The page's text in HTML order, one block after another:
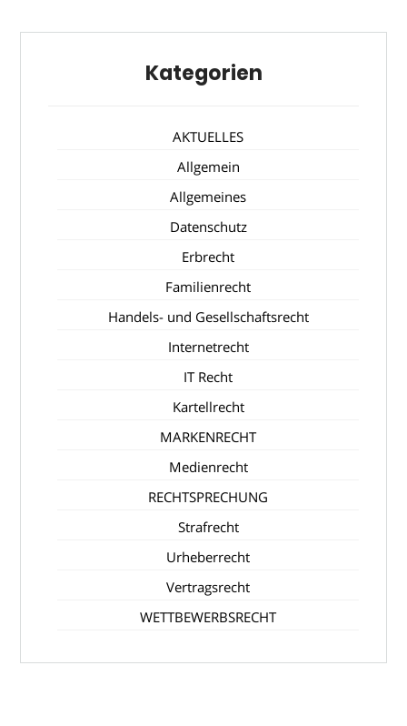
Kategorien
AKTUELLES
Allgemein
Allgemeines
Datenschutz
Erbrecht
Familienrecht
Handels- und Gesellschaftsrecht
Internetrecht
IT Recht
Kartellrecht
MARKENRECHT
Medienrecht
RECHTSPRECHUNG
Strafrecht
Urheberrecht
Vertragsrecht
WETTBEWERBSRECHT